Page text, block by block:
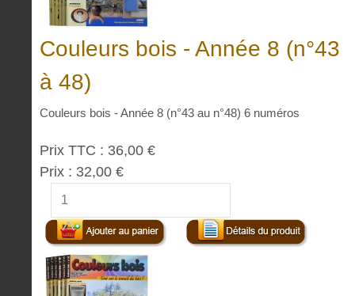
Couleurs bois - Année 8 (n°43
à 48)
Couleurs bois - Année 8 (n°43 au n°48) 6 numéros
Prix TTC : 36,00 €
Prix : 32,00 €